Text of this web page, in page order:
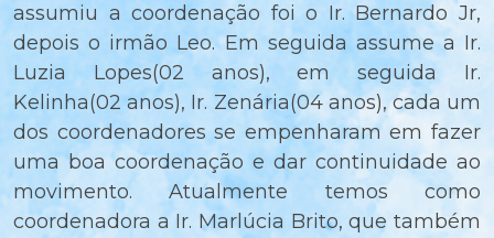
assumiu a coordenação foi o Ir. Bernardo Jr,
depois o irmão Leo. Em seguida assume a Ir.
Luzia Lopes(02 anos), em seguida Ir.
Kelinha(02 anos), Ir. Zenária(04 anos), cada um
dos coordenadores se empenharam em fazer
uma boa coordenação e dar continuidade ao
movimento. Atualmente temos como
coordenadora a Ir. Marlúcia Brito, que também